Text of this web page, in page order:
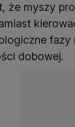
że myszy
fazy
dobowej.